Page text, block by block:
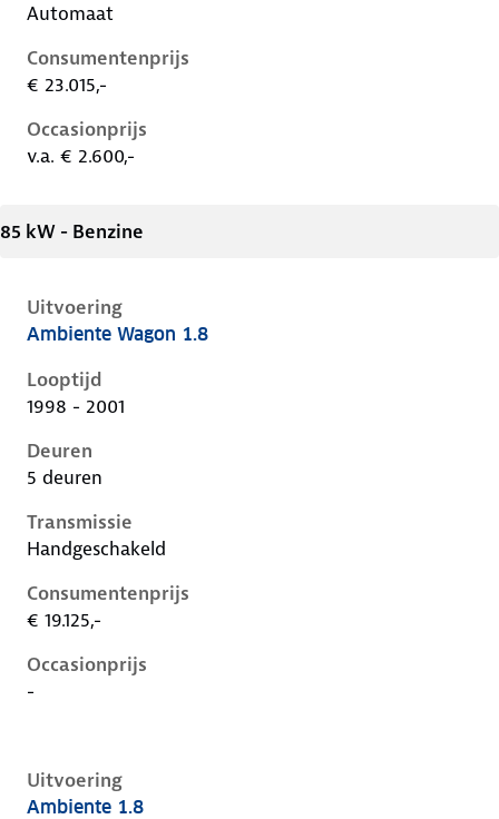
Automaat
Consumentenprijs
€ 23.015,-
Occasionprijs
v.a. € 2.600,-
85 kW - Benzine
Uitvoering
Ford Focus i, wagon 1.8, 85 kW, Benzine, 5 deuren
Ambiente Wagon 1.8
Looptijd
1998 - 2001
Deuren
5 deuren
Transmissie
Handgeschakeld
Consumentenprijs
€ 19.125,-
Occasionprijs
-
Uitvoering
Ambiente 1.8